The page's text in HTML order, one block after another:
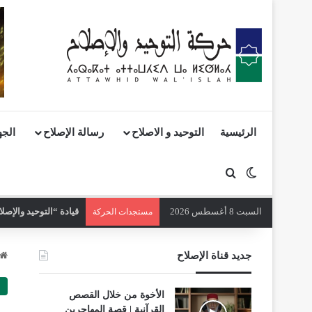
الرئيسية التوحيد و الاصلاح رسالة الإصلاح
الوضع المظلم
بحث عن
السبت 8 أغسطس 2026 مستجدات الحركة
جديد قناة الإصلاح
الأخوة من خلال القصص
القرآنية | قصة المهاجرين